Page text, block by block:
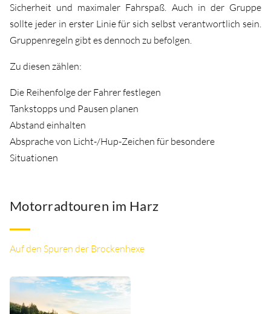
Sicherheit und maximaler Fahrspaß. Auch in der Gruppe
sollte jeder in erster Linie für sich selbst verantwortlich sein.
Gruppenregeln gibt es dennoch zu befolgen.
Zu diesen zählen:
Die Reihenfolge der Fahrer festlegen
Tankstopps und Pausen planen
Abstand einhalten
Absprache von Licht-/Hup-Zeichen für besondere
Situationen
Motorradtouren im Harz
Auf den Spuren der Brockenhexe